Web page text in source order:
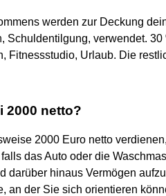
werden zur Deckung
Schuldentilgung, verwendet.
Fitnessstudio, Urlaub. Die
2000 netto?
2000 Euro netto
das Auto oder die
darüber hinaus Vermögen
an der Sie sich orientieren